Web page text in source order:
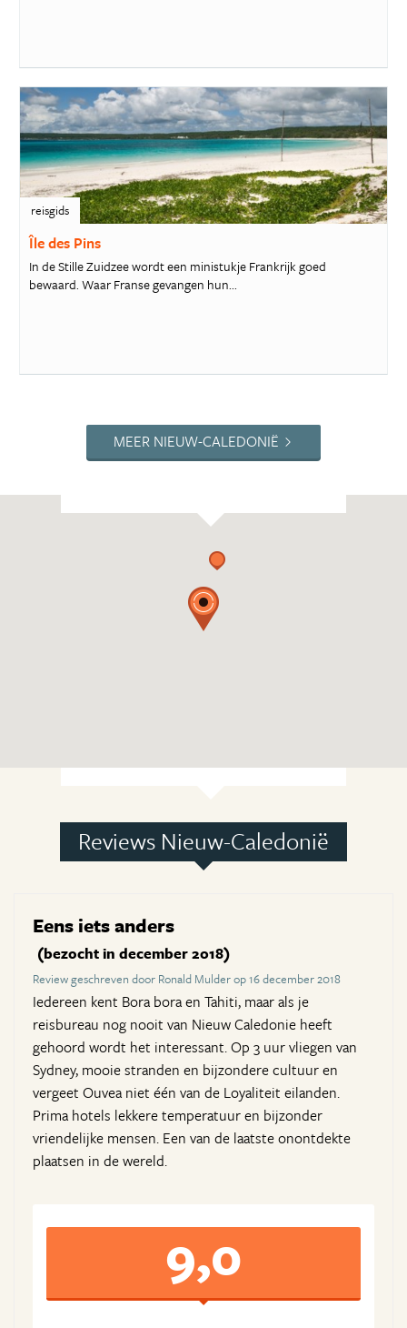
reisgids
Île des Pins
In de Stille Zuidzee wordt een ministukje Frankrijk goed
bewaard. Waar Franse gevangen hun...
MEER NIEUW-CALEDONIË
Reviews Nieuw-Caledonië
Eens iets anders
(bezocht in december 2018)
Review geschreven door Ronald Mulder op 16 december 2018
Iedereen kent Bora bora en Tahiti, maar als je
reisbureau nog nooit van Nieuw Caledonie heeft
gehoord wordt het interessant. Op 3 uur vliegen van
Sydney, mooie stranden en bijzondere cultuur en
vergeet Ouvea niet één van de Loyaliteit eilanden.
Prima hotels lekkere temperatuur en bijzonder
vriendelijke mensen. Een van de laatste onontdekte
plaatsen in de wereld.
9,0